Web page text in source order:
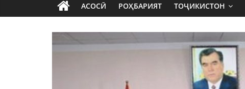
АСОСӢ РОҲБАРИЯТ ТОҶИКИСТОН